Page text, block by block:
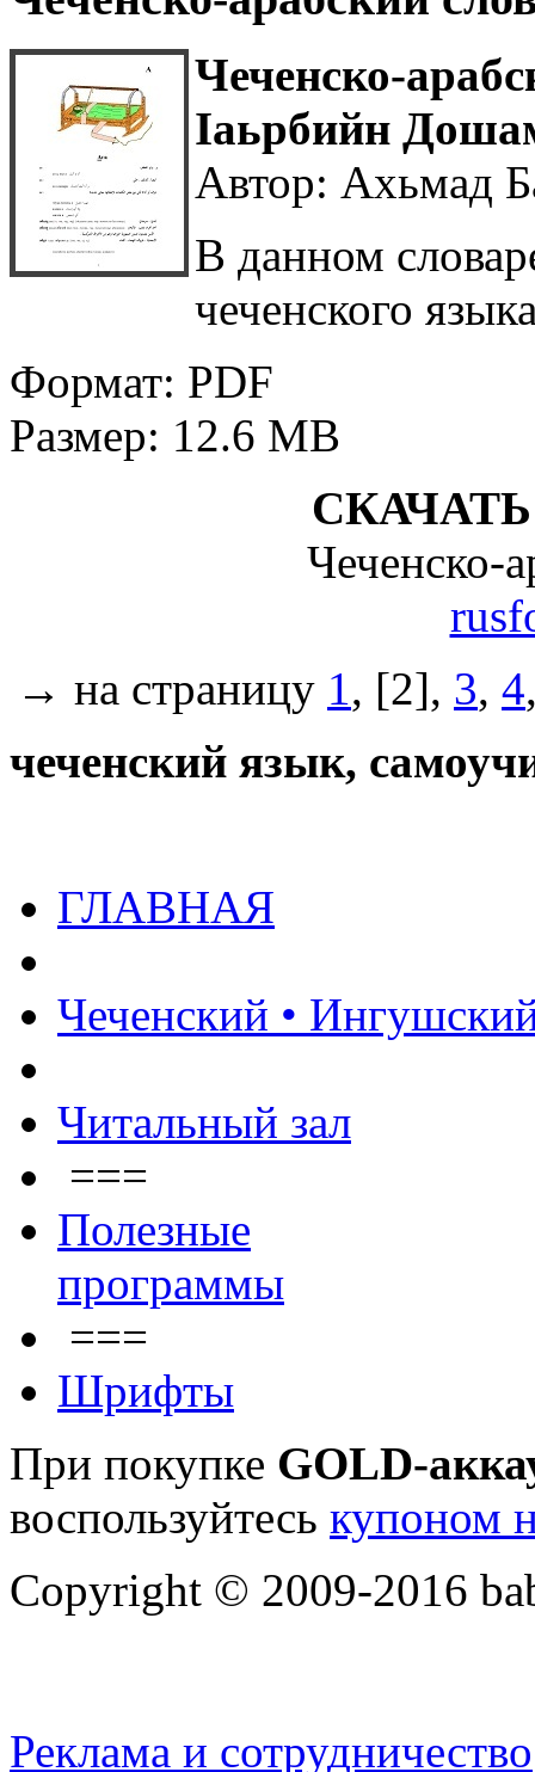
Чеченско-
Iаьрбийн
Автор: Ахьмад
В данном
чеченского
Формат: PDF
Размер: 12.6 MB
СКАЧАТЬ
Чеченско-
→ на страницу 1, [2], 3, 4
чеченский язык,
ГЛАВНАЯ
Чеченский •
Читальный зал
===
Полезные
программы
===
Шрифты
При покупке GOLD-
воспользуйтесь купоном
Copyright © 2009-2016
Реклама и сотрудничество